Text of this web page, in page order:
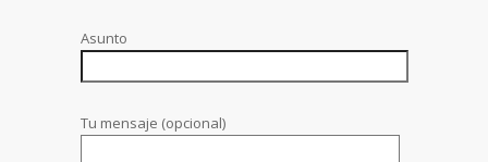
Asunto
Tu mensaje (opcional)